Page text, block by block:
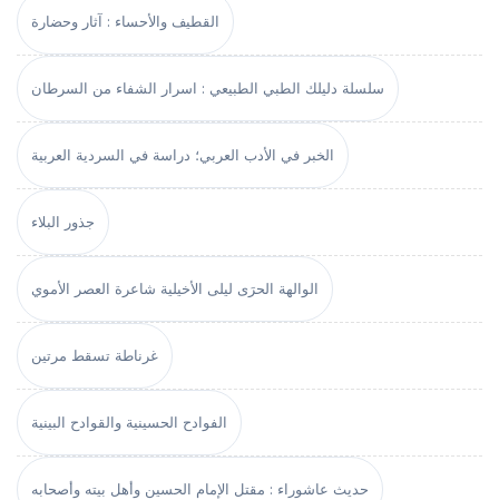
القطيف والأحساء : آثار وحضارة
سلسلة دليلك الطبي الطبيعي : اسرار الشفاء من السرطان
الخبر في الأدب العربي؛ دراسة في السردية العربية
جذور البلاء
الوالهة الحرَى ليلى الأخيلية شاعرة العصر الأموي
غرناطة تسقط مرتين
الفوادح الحسينية والقوادح البينية
حديث عاشوراء : مقتل الإمام الحسين وأهل بيته وأصحابه